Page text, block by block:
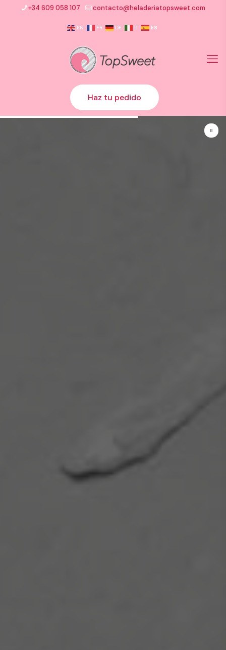
+34 609 058 107 contacto@heladeriatopsweet.com
EN FR DE IT ES
Haz tu pedido